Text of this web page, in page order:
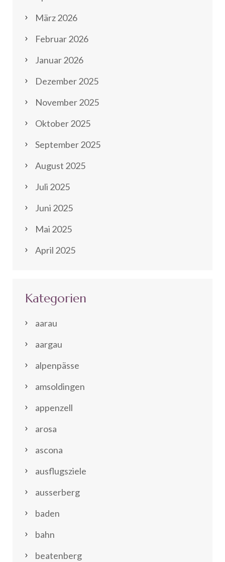
März 2026
Februar 2026
Januar 2026
Dezember 2025
November 2025
Oktober 2025
September 2025
August 2025
Juli 2025
Juni 2025
Mai 2025
April 2025
Kategorien
aarau
aargau
alpenpässe
amsoldingen
appenzell
arosa
ascona
ausflugsziele
ausserberg
baden
bahn
beatenberg